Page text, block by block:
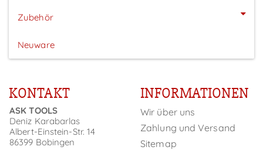
Zubehör
Neuware
KONTAKT
ASK TOOLS
Deniz Karabarlas
Albert-Einstein-Str. 14
86399 Bobingen
INFORMATIONEN
Wir über uns
Zahlung und Versand
Sitemap